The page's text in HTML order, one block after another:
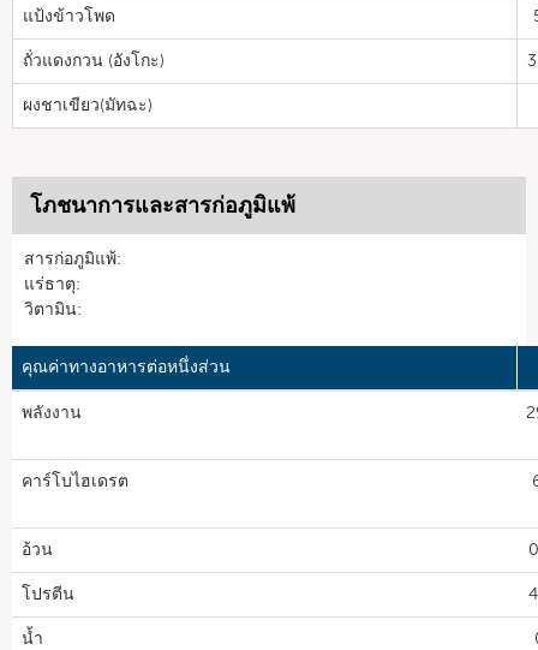
แป้งข้าวโพด
ถั่วแดงกวน (อังโกะ)
ผงชาเขียว(มัทฉะ)
โภชนาการและสารก่อภูมิแพ้
สารก่อภูมิแพ้:
แร่ธาตุ:
วิตามิน:
คุณค่าทางอาหารต่อหนึ่งส่วน
พลังงาน
คาร์โบไฮเดรต
อ้วน
โปรตีน
น้ำ